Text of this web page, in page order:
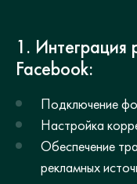
1.
Facebook:
Подключение
Настройка
Обеспечение
рекламных